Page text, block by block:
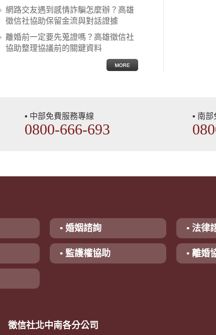
網路交友遇到感情詐騙怎麼辦？高雄
徵信社協助保留金流與對話證據
離婚前一定要先蒐證嗎？高雄徵信社
協助整理協議前的關鍵資料
▪ 中部免費服務專線
0800-666-693
▪ 南
▪ 婚姻諮詢 ▪ 法律
▪ 監護權協助 ▪ 離婚
徵信社北中南各分公司